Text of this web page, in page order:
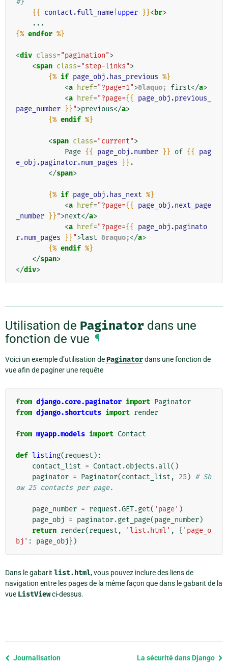
#}
{{
contact.full_name upper }}<br>
{% endfor %}
<div class="pagination">
<span class="step-links">
{% if page_obj.has_previous %}
<a href="?page=1">&laquo; first</a>
<a href="?page={{
page_obj.previous_
page_number }}">previous</a>
{% endif %}
<span class="current">
            Page
{{ page_obj.number }} of {{
pag
e_obj.paginator.num_pages
}} .
</span>
{% if page_obj.has_next %}
<a href="?page={{
page_obj.next_page
_number }}">next</a>
<a href="?page={{
page_obj.paginato
r.num_pages
}}">last &raquo;</a>
{% endif %}
</span>
</div>
Utilisation de Paginator dans une
fonction de vue ¶
Voici un exemple d’utilisation dePaginatordans une fonction de
vue afin de paginer une requête
from django.core.paginator import Paginator
from django.shortcuts import render
from myapp.models import Contact
def listing(request ):
contact_list = Contact .objects .all()
paginator = Paginator(contact_list , 25 ) # Sh
ow 25 contacts per page.
page_number = request .GET.get( 'page' )
page_obj = paginator.get_page(page_number)
return render(request , 'list.html' , { 'page_o
bj' : page_obj})
Dans le gabarit list.html, vous pouvez inclure des liens de
navigation entre les pages de la même façon que dans le gabarit de la
vue ListViewci-dessus.
Previous
Journalisation La sécurité dans Django